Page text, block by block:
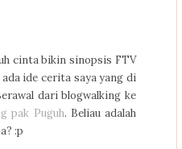
cinta bikin sinopsis FTV
ide cerita saya yang di
dari blogwalking ke
pak Puguh. Beliau adalah
:p